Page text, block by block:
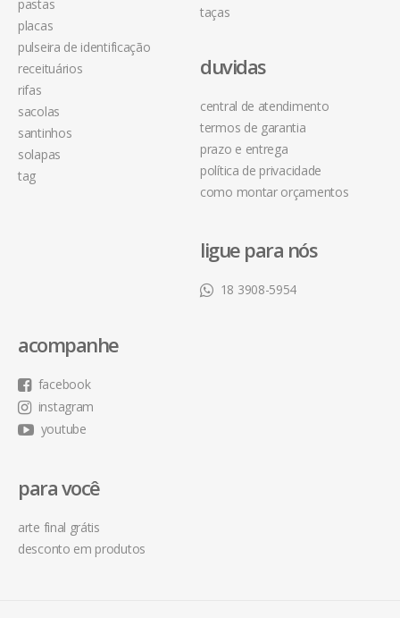
pastas
placas
pulseira de identificação
receituários
rifas
sacolas
santinhos
solapas
tag
taças
duvidas
central de atendimento
termos de garantia
prazo e entrega
política de privacidade
como montar orçamentos
ligue para nós
18 3908-5954
acompanhe
facebook
instagram
youtube
para você
arte final grátis
desconto em produtos